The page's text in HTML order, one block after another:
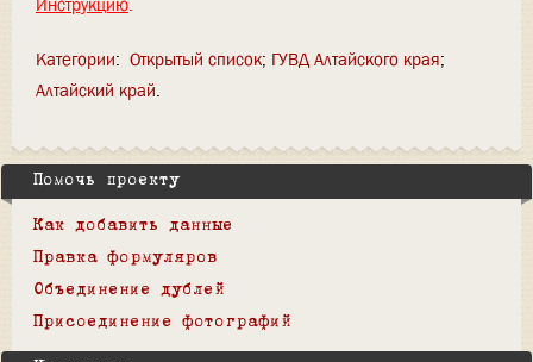
Инструкцию.
Категории: Открытый список ГУВД Алтайского края
Алтайский край
Помочь проекту
Как добавить данные
Правка формуляров
Объединение дублей
Присоединение фотографий